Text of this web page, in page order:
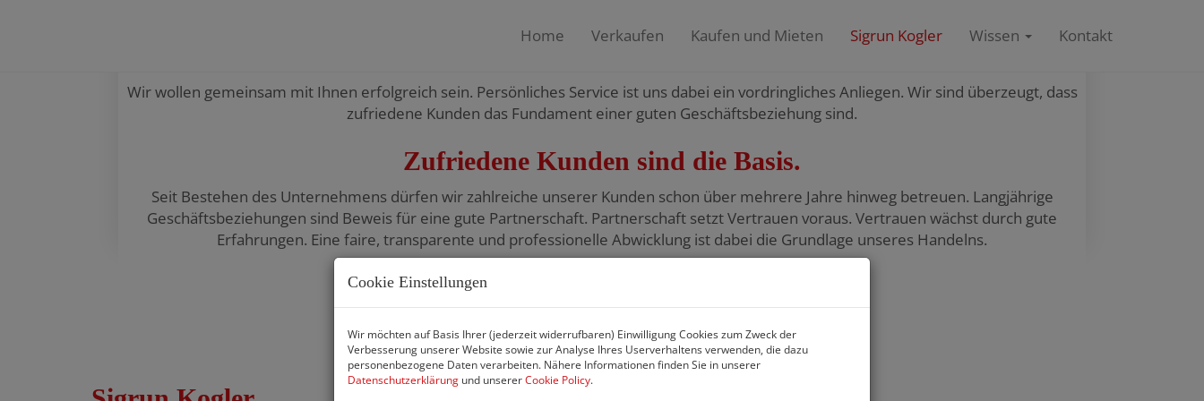
Home Verkaufen Kaufen und Mieten Sigrun Kogler Wissen Kontakt
Gemeinsam erfolgreich.
Wir wollen gemeinsam mit Ihnen erfolgreich sein. Persönliches Service ist uns dabei ein vordringliches Anliegen. Wir sind überzeugt, dass
zufriedene Kunden das Fundament einer guten Geschäftsbeziehung sind.
Zufriedene Kunden sind die Basis.
Seit Bestehen des Unternehmens dürfen wir zahlreiche unserer Kunden schon über mehrere Jahre hinweg betreuen. Langjährige
Geschäftsbeziehungen sind Beweis für eine gute Partnerschaft. Partnerschaft setzt Vertrauen voraus. Vertrauen wächst durch gute
Erfahrungen. Eine faire, transparente und professionelle Abwicklung ist dabei die Grundlage unseres Handelns.
Cookie Einstellungen
Wir möchten auf Basis Ihrer (jederzeit widerrufbaren) Einwilligung Cookies zum Zweck der
Verbesserung unserer Website sowie zur Analyse Ihres Userverhaltens verwenden, die dazu
personenbezogene Daten verarbeiten. Nähere Informationen finden Sie in unserer
Datenschutzerklärung und unsererCookie Policy.